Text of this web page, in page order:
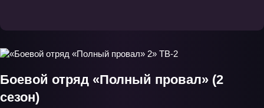
Боевой отряд «Полный провал» (2
сезон)